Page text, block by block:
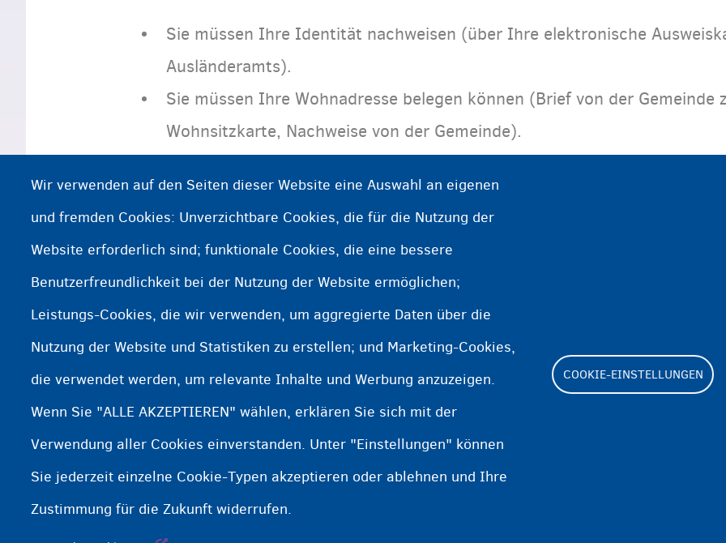
Sie müssen Ihre Identität nachweisen (über Ihre elektronische
Ausländeramts).
Sie müssen Ihre Wohnadresse belegen können (Brief von der
Wohnsitzkarte, Nachweise von der Gemeinde).
Kosten
Brauchen Sie weitere Informationen?
Basis-Bankdienstleistungen für Asylsuchende und Flüchtlinge (Niederländisch)
Basis-Bankdienstleistungen für Asylsuchende und Flüchtlinge (Französisch)
Wir verwenden auf den Seiten dieser Website eine Auswahl an eigenen
und fremden Cookies: Unverzichtbare Cookies, die für die Nutzung der
Website erforderlich sind; funktionale Cookies, die eine bessere
Benutzerfreundlichkeit bei der Nutzung der Website ermöglichen;
Leistungs-Cookies, die wir verwenden, um aggregierte Daten über die
Nutzung der Website und Statistiken zu erstellen; und Marketing-Cookies,
die verwendet werden, um relevante Inhalte und Werbung anzuzeigen.
Wenn Sie "ALLE AKZEPTIEREN" wählen, erklären Sie sich mit der
Verwendung aller Cookies einverstanden. Unter "Einstellungen" können
Sie jederzeit einzelne Cookie-Typen akzeptieren oder ablehnen und Ihre
Zustimmung für die Zukunft widerrufen.
COOKIE-EINSTELLUNGEN
Footer